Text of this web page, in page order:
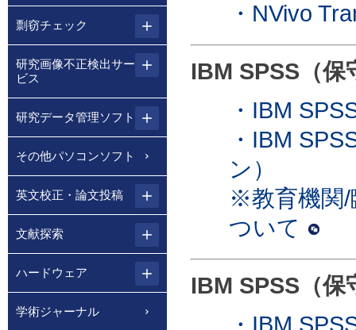
・NVivo
IBM SPSS（保
・IBM
・IBM
ン）
※教育機関/
ついて
IBM SPSS（保
・IBM
剽窃チェック
研究画像不正検出サー
ビス
研究データ管理ソフト
その他パソコンソフト
英文校正・論文投稿
文献探索
ハードウェア
学術ジャーナル